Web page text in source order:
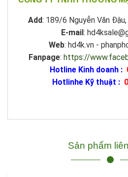
Add: 189/6 Nguyễn Văn Đậu,
E-mail :
Web: hd4k.vn -
Fanpage: https://
Hotline Kinh doanh :
Hotlinhe Kỹ thuật :
Sản phẩm